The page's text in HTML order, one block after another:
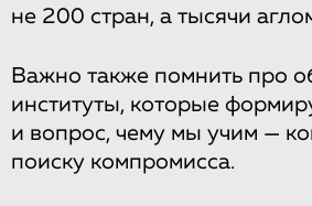
не 200 стран, а тысячи
Важно также помнить про
институты, которые
и вопрос, чему мы учим —
поиску компромисса.